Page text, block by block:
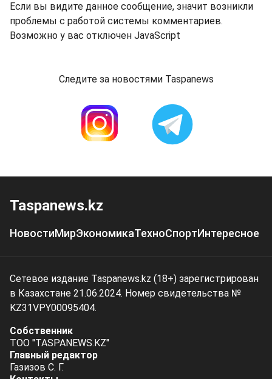
Если вы видите данное сообщение, значит возникли
проблемы с работой системы комментариев.
Возможно у вас отключен JavaScript
Следите за новостями Taspanews
Taspanews.kz
НовостиМирЭкономикаТехноСпортИнтересное
Сетевое издание Taspanews.kz (18+) зарегистрирован
в Казахстане 21.06.2024. Номер свидетельства №
KZ31VPY00095404.
Собственник
ТОО "TASPANEWS.KZ"
Главный редактор
Газизов С. Г.